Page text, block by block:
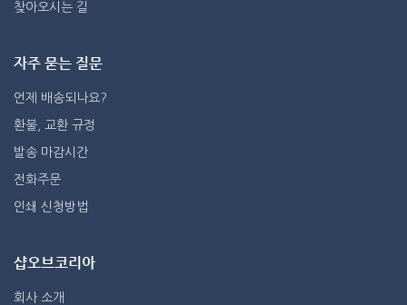
찾아오시는 길
자주 묻는 질문
언제 배송되나요?
환불, 교환 규정
발송 마감시간
전화주문
인쇄 신청방법
샵오브코리아
회사 소개